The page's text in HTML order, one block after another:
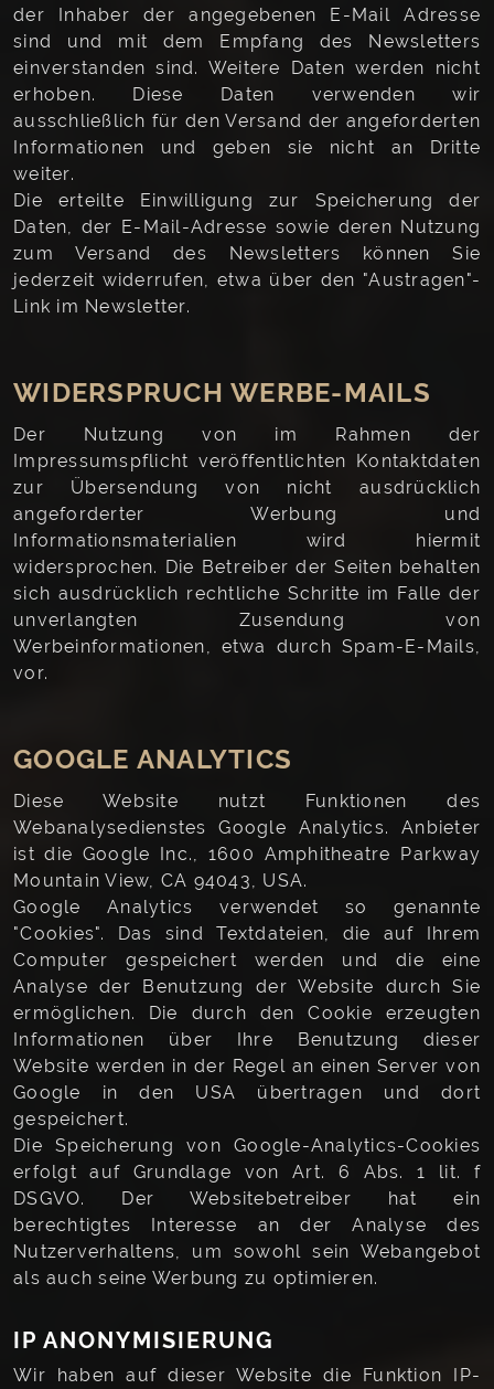
der Inhaber der angegebenen E-Mail Adresse
sind und mit dem Empfang des Newsletters
einverstanden sind. Weitere Daten werden nicht
erhoben. Diese Daten verwenden wir
ausschließlich für den Versand der angeforderten
Informationen und geben sie nicht an Dritte
weiter.
Die erteilte Einwilligung zur Speicherung der
Daten, der E-Mail-Adresse sowie deren Nutzung
zum Versand des Newsletters können Sie
jederzeit widerrufen, etwa über den "Austragen"-
Link im Newsletter.
WIDERSPRUCH WERBE-MAILS
Der Nutzung von im Rahmen der
Impressumspflicht veröffentlichten Kontaktdaten
zur Übersendung von nicht ausdrücklich
angeforderter Werbung und
Informationsmaterialien wird hiermit
widersprochen. Die Betreiber der Seiten behalten
sich ausdrücklich rechtliche Schritte im Falle der
unverlangten Zusendung von
Werbeinformationen, etwa durch Spam-E-Mails,
vor.
GOOGLE ANALYTICS
Diese Website nutzt Funktionen des
Webanalysedienstes Google Analytics. Anbieter
ist die Google Inc., 1600 Amphitheatre Parkway
Mountain View, CA 94043, USA.
Google Analytics verwendet so genannte
"Cookies". Das sind Textdateien, die auf Ihrem
Computer gespeichert werden und die eine
Analyse der Benutzung der Website durch Sie
ermöglichen. Die durch den Cookie erzeugten
Informationen über Ihre Benutzung dieser
Website werden in der Regel an einen Server von
Google in den USA übertragen und dort
gespeichert.
Die Speicherung von Google-Analytics-Cookies
erfolgt auf Grundlage von Art. 6 Abs. 1 lit. f
DSGVO. Der Websitebetreiber hat ein
berechtigtes Interesse an der Analyse des
Nutzerverhaltens, um sowohl sein Webangebot
als auch seine Werbung zu optimieren.
IP ANONYMISIERUNG
Wir haben auf dieser Website die Funktion IP-